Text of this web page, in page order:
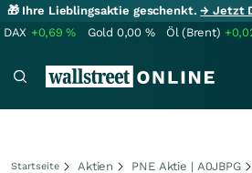
🎁 Ihre Lieblingsaktie geschenkt.→ Jetzt
DAX +0,69% Gold 0,00 % Öl (Brent)
Startseite Aktien PNE Aktie | A0JBPG